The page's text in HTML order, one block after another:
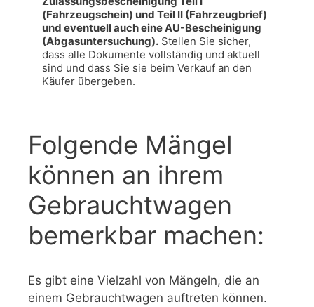
(Fahrzeugschein) und Teil II (Fahrzeugbrief)
und eventuell auch eine AU-Bescheinigung
(Abgasuntersuchung). Stellen Sie sicher,
dass alle Dokumente vollständig und aktuell
sind und dass Sie sie beim Verkauf an den
Käufer übergeben.
Folgende Mängel
können an ihrem
Gebrauchtwagen
bemerkbar machen:
Es gibt eine Vielzahl von Mängeln, die an
einem Gebrauchtwagen auftreten können.